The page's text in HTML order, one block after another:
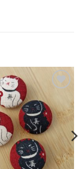
alla lista
dei
desideri